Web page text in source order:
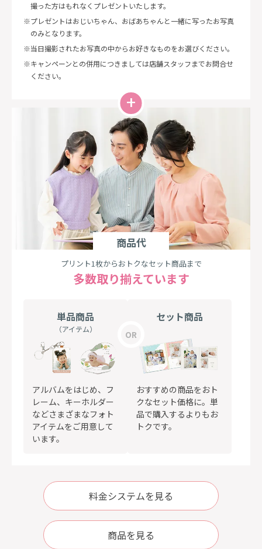
撮った方はもれなくプレゼントいたします。
プレゼントはおじいちゃん、おばあちゃんと一緒に写ったお写真
のみとなります。
当日撮影されたお写真の中からお好きなものをお選びください。
キャンペーンとの併用につきましては店舗スタッフまでお問合せ
ください。
商品代
プリント1枚からおトクなセット商品まで
多数取り揃えています
単品商品
（アイテム）
アルバムをはじめ、フ
レーム、キーホルダー
などさまざまなフォト
アイテムをご用意して
います。
セット商品
おすすめの商品をおト
クなセット価格に。単
品で購入するよりもお
トクです。
料金システムを見る
商品を見る